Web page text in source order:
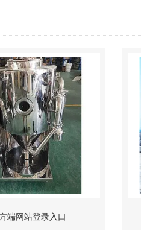
端网站登录入口